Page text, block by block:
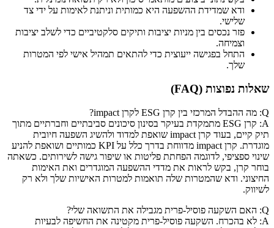
ודא שמדידת ההשפעה היא כמותית וניתנת לאימות על ידי צד
שלישי.
פזר נכסים בין מניות יציבות ותיקים סלקטיביים כדי לשלב יציבות
וצמיחה.
התחל בפגישה ייעוצית כדי להתאים תמהיל אישי לפי המטרות
שלך.
שאלות נפוצות (FAQ)
Q: מה ההבדל המרכזי בין קרן ESG לקרן impact?
A: קרן ESG מתמקדת בעיקר בסינון סיכונים סביבתיים וחברתיים מתוך
תיק קיים, בעוד קרן impact שואפת למדוד ולהשיג השפעה חיובית
מוגדרת. קרן impact מדווחת בדרך כלל על KPI כמותיים ושואפת להניע
שינוי ספציפי, לדוגמה הפחתת פליטות או שיפור גישה לשירותים. כשאתה
בוחר קרן, בקש לראות את מדדי ההשפעה המוגדרים ואת האימות
החיצוני. ודא שהמטרות שלה תואמות למטרות האישיות שלך ולא רק
לשיווק.
Q: האם השקעה פוסיל-פרית מגבילה את התשואה שלי?
A: לא בהכרח. השקעה פוסיל-פרית מקטינה את החשיפה לבעיות